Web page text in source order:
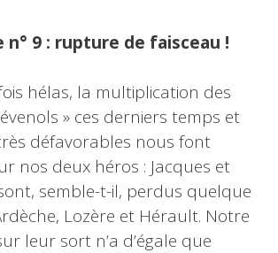
n° 9 : rupture de faisceau !
hélas, la multiplication des
» ces derniers temps et
défavorables nous font
nos deux héros : Jacques et
semble-t-il, perdus quelque
Lozère et Hérault. Notre
leur sort n’a d’égale que